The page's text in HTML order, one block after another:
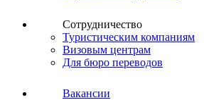
Сотрудничество
Туристическим компаниям
Визовым центрам
Для бюро переводов
Вакансии